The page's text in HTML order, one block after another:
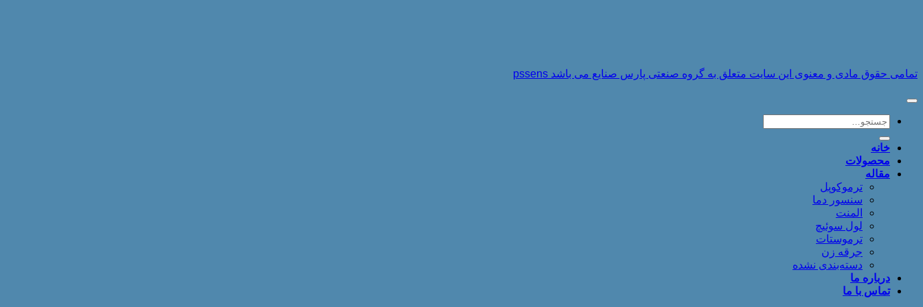
تمامی حقوق مادی و معنوی این سایت متعلق به گروه صنعتی پارس صنایع می باشد pssens
جستجو
خانه
محصولات
مقاله
ترموکوپل
سنسور دما
المنت
لول سوئیچ
ترموستات
جرقه زن
دسته‌بندی نشده
درباره ما
تماس با ما